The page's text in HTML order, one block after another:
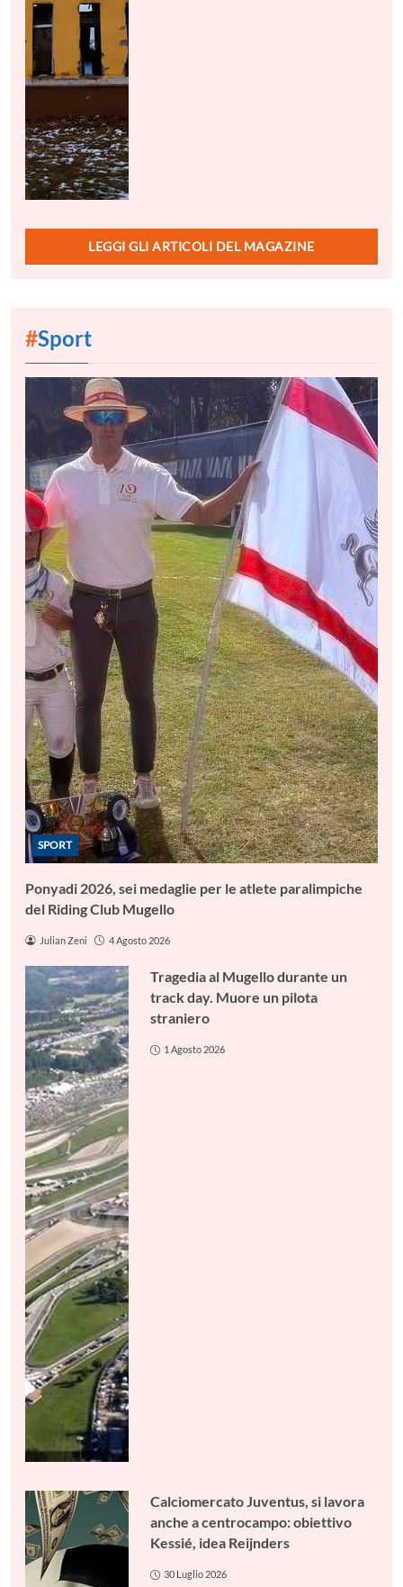
LEGGI GLI ARTICOLI DEL MAGAZINE
#Sport
SPORT
Ponyadi 2026, sei medaglie per le atlete paralimpiche
del Riding Club Mugello
Julian Zeni 4 Agosto 2026
Tragedia al Mugello durante un
track day. Muore un pilota
straniero
1 Agosto 2026
Calciomercato Juventus, si lavora
anche a centrocampo: obiettivo
Kessié, idea Reijnders
30 Luglio 2026